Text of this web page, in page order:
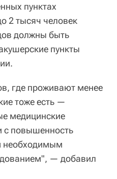
пунктах
2 тысяч человек
должны быть
пункты
где проживают менее
тоже есть —
медицинские
с повышенность
необходимым
— добавил